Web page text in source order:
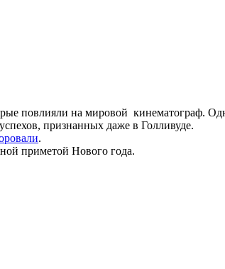
повлияли на мировой
признанных даже в Голливуде.
.
приметой Нового года.